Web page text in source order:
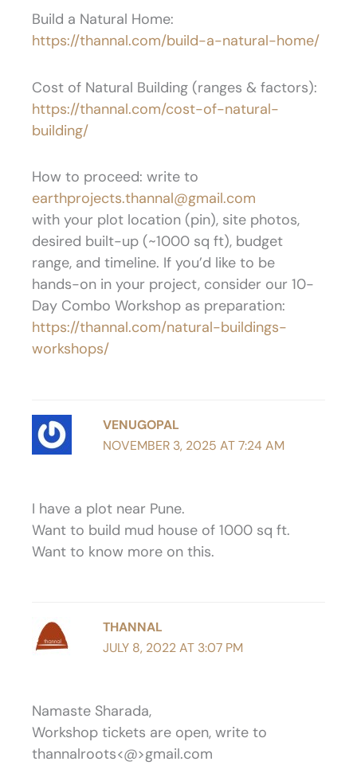
Build a Natural Home:
https://thannal.com/build-a-natural-home/
Cost of Natural Building (ranges & factors):
https://thannal.com/cost-of-natural-
building/
How to proceed: write to
earthprojects.thannal@gmail.com
with your plot location (pin), site photos,
desired built-up (~1000 sq ft), budget
range, and timeline. If you’d like to be
hands-on in your project, consider our 10-
Day Combo Workshop as preparation:
https://thannal.com/natural-buildings-
workshops/
VENUGOPAL
NOVEMBER 3, 2025 AT 7:24 AM
I have a plot near Pune.
Want to build mud house of 1000 sq ft.
Want to know more on this.
THANNAL
JULY 8, 2022 AT 3:07 PM
Namaste Sharada,
Workshop tickets are open, write to
thannalroots<@>gmail.com